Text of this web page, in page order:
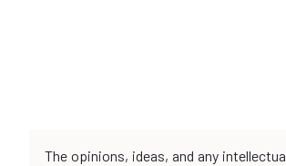
The opinions, ideas, and any